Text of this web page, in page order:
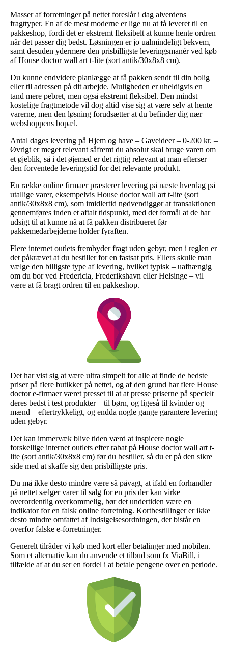
Masser af forretninger på nettet foreslår i dag alverdens
fragttyper. En af de mest moderne er lige nu at få leveret til en
pakkeshop, fordi det er ekstremt fleksibelt at kunne hente ordren
når det passer dig bedst. Løsningen er jo ualmindeligt bekvem,
samt desuden ydermere den prisbilligste leveringsmanér ved køb
af House doctor wall art t-lite (sort antik/30x8x8 cm).
Du kunne endvidere planlægge at få pakken sendt til din bolig
eller til adressen på dit arbejde. Muligheden er uheldigvis en
tand mere pebret, men også ekstremt fleksibel. Den mindst
kostelige fragtmetode vil dog altid vise sig at være selv at hente
varerne, men den løsning forudsætter at du befinder dig nær
webshoppens bopæl.
Antal dages levering på Hjem og have – Gaveideer – 0-200 kr. –
Øvrigt er meget relevant såfremt du absolut skal bruge varen om
et øjeblik, så i det øjemed er det rigtig relevant at man efterser
den forventede leveringstid for det relevante produkt.
En række online firmaer præsterer levering på næste hverdag på
utallige varer, eksempelvis House doctor wall art t-lite (sort
antik/30x8x8 cm), som imidlertid nødvendiggør at transaktionen
gennemføres inden et aftalt tidspunkt, med det formål at de har
udsigt til at kunne nå at få pakken distribueret før
pakkemedarbejderne holder fyraften.
Flere internet outlets frembyder fragt uden gebyr, men i reglen er
det påkrævet at du bestiller for en fastsat pris. Ellers skulle man
vælge den billigste type af levering, hvilket typisk – uafhængig
om du bor ved Fredericia, Frederikshavn eller Helsinge – vil
være at få bragt ordren til en pakkeshop.
Det har vist sig at være ultra simpelt for alle at finde de bedste
priser på flere butikker på nettet, og af den grund har flere House
doctor e-firmaer været presset til at at presse priserne på specielt
deres bedst i test produkter – til børn, og ligeså til kvinder og
mænd – eftertrykkeligt, og endda nogle gange garantere levering
uden gebyr.
Det kan immervæk blive tiden værd at inspicere nogle
forskellige internet outlets efter rabat på House doctor wall art t-
lite (sort antik/30x8x8 cm) før du bestiller, så du er på den sikre
side med at skaffe sig den prisbilligste pris.
Du må ikke desto mindre være så påvagt, at ifald en forhandler
på nettet sælger varer til salg for en pris der kan virke
overordentlig overkommelig, bør det undertiden være en
indikator for en falsk online forretning. Kortbestillinger er ikke
desto mindre omfattet af Indsigelsesordningen, der bistår en
overfor falske e-forretninger.
Generelt tilråder vi køb med kort eller betalinger med mobilen.
Som et alternativ kan du anvende et tilbud som fx ViaBill, i
tilfælde af at du ser en fordel i at betale pengene over en periode.